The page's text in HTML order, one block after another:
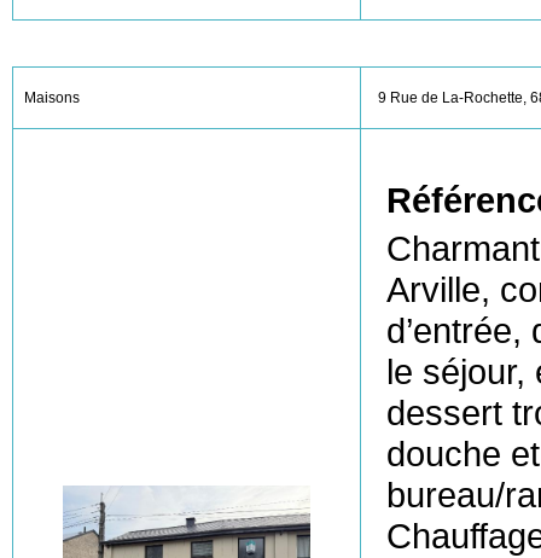
Maisons 9 Rue de La-Rochette,
Arville,
d’entrée,
le séjour,
dessert
douche
bureau/